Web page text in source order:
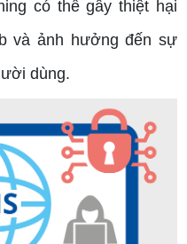
có thể gây thiệt hại
và ảnh hưởng đến sự
dùng.